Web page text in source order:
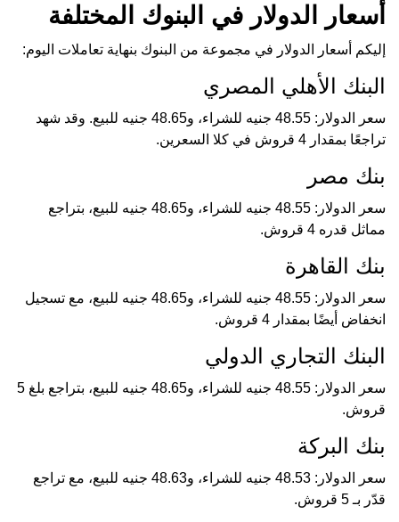
أسعار الدولار في البنوك المختلفة
إليكم أسعار الدولار في مجموعة من البنوك بنهاية تعاملات اليوم:
البنك الأهلي المصري
سعر الدولار: 48.55 جنيه للشراء، و48.65 جنيه للبيع. وقد شهد
تراجعًا بمقدار 4 قروش في كلا السعرين.
بنك مصر
سعر الدولار: 48.55 جنيه للشراء، و48.65 جنيه للبيع، بتراجع
مماثل قدره 4 قروش.
بنك القاهرة
سعر الدولار: 48.55 جنيه للشراء، و48.65 جنيه للبيع، مع تسجيل
انخفاض أيضًا بمقدار 4 قروش.
البنك التجاري الدولي
سعر الدولار: 48.55 جنيه للشراء، و48.65 جنيه للبيع، بتراجع بلغ 5
قروش.
بنك البركة
سعر الدولار: 48.53 جنيه للشراء، و48.63 جنيه للبيع، مع تراجع
قدّر بـ 5 قروش.